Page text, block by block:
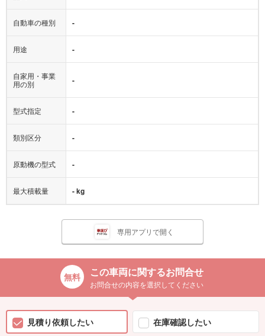
自動車の種別 -
用途 -
自家用・事業
用の別
-
型式指定 -
類別区分 -
原動機の型式 -
最大積載量 - kg
専用アプリで開く
この車両に関するお問合せ
お問合せの内容を選択してください
見積り依頼したい 在庫確認したい